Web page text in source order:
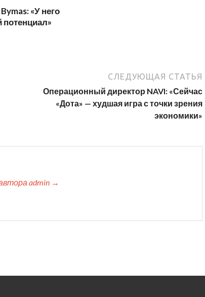
«У него
СЛЕДУЮЩАЯ СТАТЬЯ
Операционный директор NAVI: «Сейчас
«Дота» — худшая игра с точки зрения
экономики»
admin →